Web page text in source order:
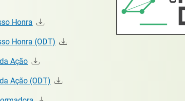
Honra
Honra (ODT)
Ação
Ação (ODT)